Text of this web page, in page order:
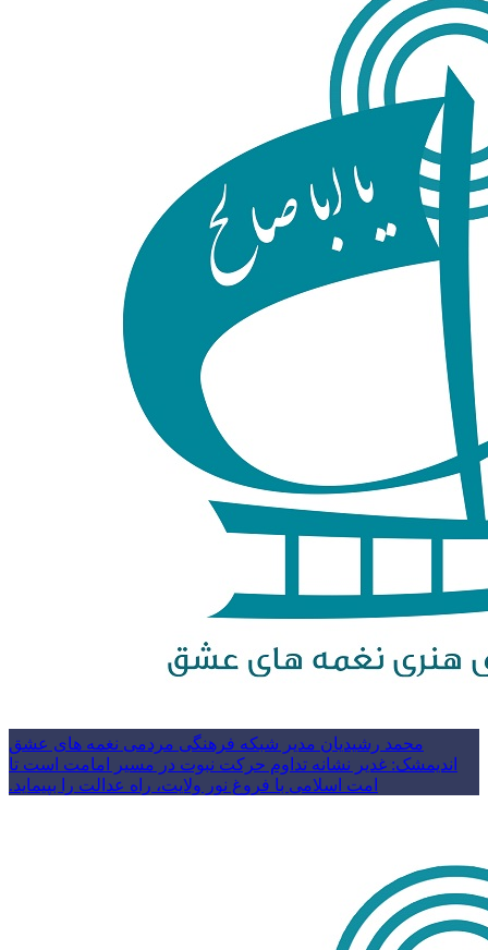
محمد رشیدیان مدیر شبکه فرهنگی مردمی نغمه های عشق
اندیمشک: غدیر نشانه تداوم حرکت نبوت در مسیر امامت است تا
امت اسلامی با فروغ نور ولایت، راه عدالت را بپیماید.